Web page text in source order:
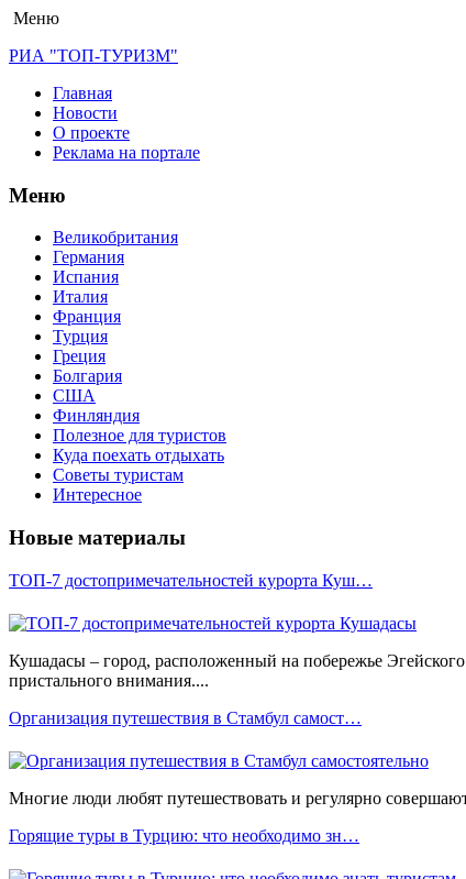
Меню
РИА "ТОП-ТУРИЗМ"
Главная
Новости
О проекте
Реклама на портале
Меню
Великобритания
Германия
Испания
Италия
Франция
Турция
Греция
Болгария
США
Финляндия
Полезное для туристов
Куда поехать отдыхать
Советы туристам
Интересное
Новые материалы
ТОП-7 достопримечательностей курорта Куш…
Кушадасы – город, расположенный на побережье
пристального внимания....
Организация путешествия в Стамбул самост…
Многие люди любят путешествовать и регулярно
Горящие туры в Турцию: что необходимо зн…